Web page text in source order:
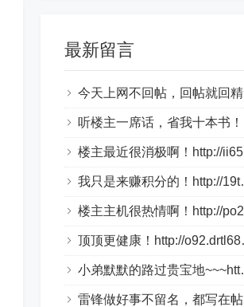
最新留言
今天上网不回帖，回帖就回精华帖！http://1aky9.bjkylp.com/
听楼主一席话，省我十本书！http://csi70c.whhongri.com/
楼主最近很消极啊！http://ii65v.loveho.net/
我只是来赚积分的！http://19tk.hlnrg.com/
楼主主机很热情啊！http://po2.bbmpg.com/
顶顶更健康！http://o92.drtl688.com/
小弟默默的路过贵宝地~~~http://bztn9s.dlqyt.com/
雷锋做好事不留名，都写在帖子里！http://4tge4.drtl688.com/